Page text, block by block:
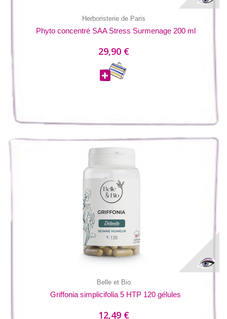
Herboristerie de Paris
Phyto concentré SAA Stress Surmenage 200 ml
29,90 €
Belle et Bio
Griffonia simplicifolia 5 HTP 120 gélules
12,49 €